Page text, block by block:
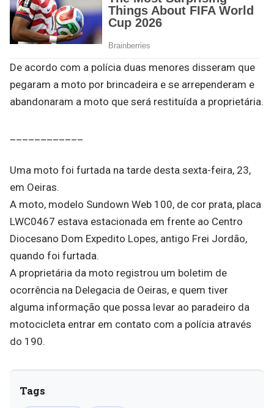
De acordo com a polícia duas menores disseram que
pegaram a moto por brincadeira e se arrependeram e
abandonaram a moto que será restituída a proprietária.
Uma moto foi furtada na tarde desta sexta-feira, 23,
em Oeiras.
A moto, modelo Sundown Web 100, de cor prata, placa
LWC0467 estava estacionada em frente ao Centro
Diocesano Dom Expedito Lopes, antigo Frei Jordão,
quando foi furtada.
A proprietária da moto registrou um boletim de
ocorrência na Delegacia de Oeiras, e quem tiver
alguma informação que possa levar ao paradeiro da
motocicleta entrar em contato com a polícia através
do 190.
Tags